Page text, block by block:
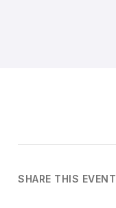
SHARE THIS EVENT